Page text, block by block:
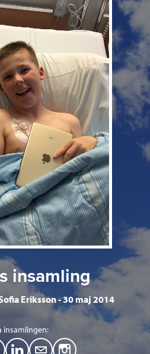
insamling
Eriksson 30 maj 2014
insamlingen:
T
L
M